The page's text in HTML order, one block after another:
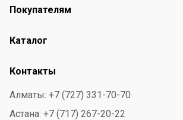
Покупателям
Каталог
Контакты
Алматы: +7 (727) 331-70-70
Астана: +7 (717) 267-20-22